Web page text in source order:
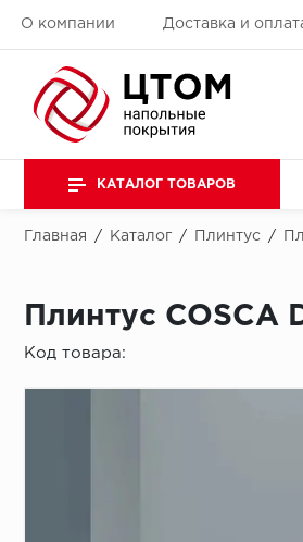
О компании Доставка и
КАТАЛОГ ТОВАРОВ
Главная / Каталог / Плинтус /
Плинтус COSCA
Код товара: